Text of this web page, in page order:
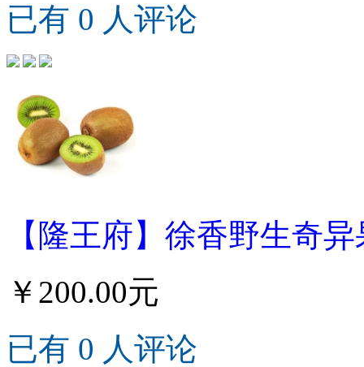
已有 0 人评论
【隆王府】徐香野生奇异
￥200.00元
已有 0 人评论